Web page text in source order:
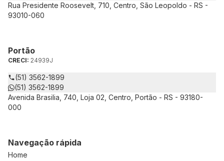
Rua Presidente Roosevelt, 710, Centro, São Leopoldo - RS -
93010-060
Portão
CRECI: 24939J
(51) 3562-1899
(51) 3562-1899
Avenida Brasilia, 740, Loja 02, Centro, Portão - RS - 93180-
000
Navegação rápida
Home